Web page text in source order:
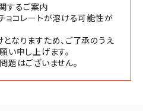
するご案内
ョコレートが溶ける可能性が
なりますため、ご了承のうえ
い申し上げます。
題はございません。